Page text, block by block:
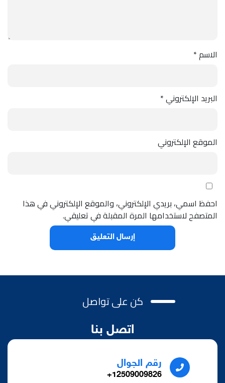
الاسم*
البريد الإلكتروني*
الموقع الإلكتروني
احفظ اسمي، بريدي الإلكتروني، والموقع الإلكتروني في هذا
المتصفح لاستخدامها المرة المقبلة في تعليقي.
كن على تواصل
اتصل بنا
رقم الجوال
12509009826+